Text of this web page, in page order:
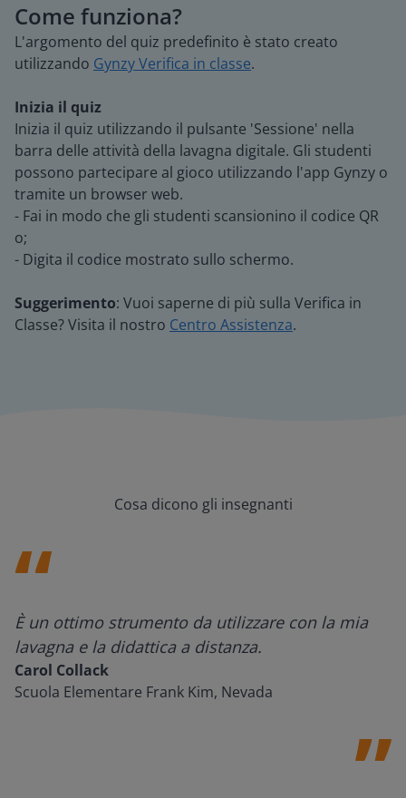
Come funziona?
L'argomento del quiz predefinito è stato creato
utilizzando Gynzy Verifica in classe.
Inizia il quiz
Inizia il quiz utilizzando il pulsante 'Sessione' nella
barra delle attività della lavagna digitale. Gli studenti
possono partecipare al gioco utilizzando l'app Gynzy o
tramite un browser web.
- Fai in modo che gli studenti scansionino il codice QR
o;
- Digita il codice mostrato sullo schermo.
Suggerimento: Vuoi saperne di più sulla Verifica in
Classe? Visita il nostro Centro Assistenza.
Cosa dicono gli insegnanti
È un ottimo strumento da utilizzare con la mia
lavagna e la didattica a distanza.
Carol Collack
Scuola Elementare Frank Kim, Nevada